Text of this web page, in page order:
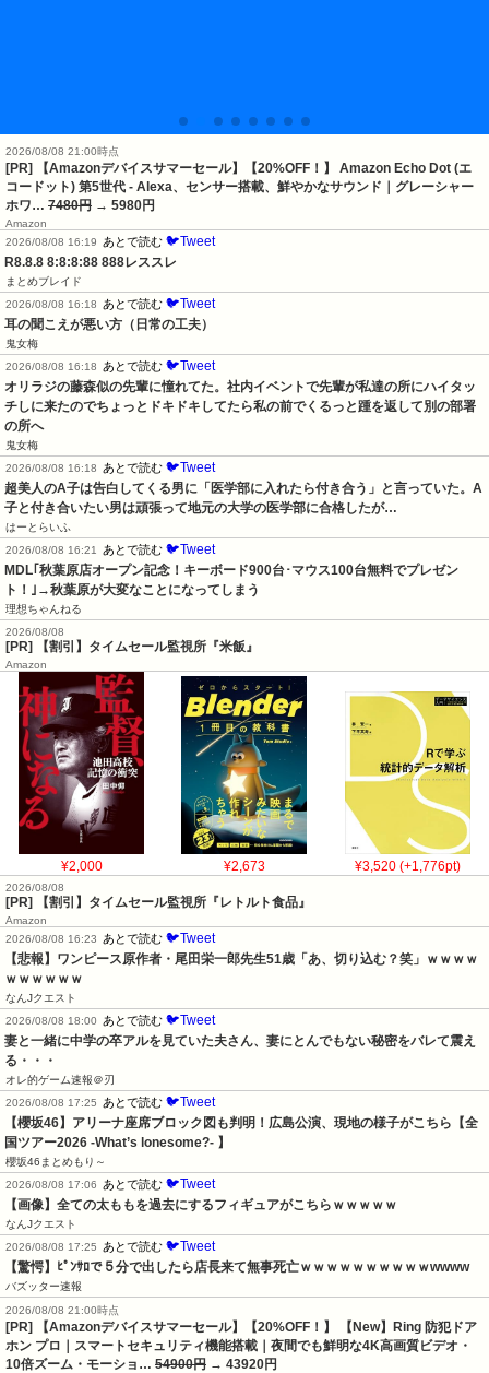
2026/08/08 21:00時点
[PR] 【Amazonデバイスサマーセール】【20%OFF！】 Amazon Echo Dot (エ
コードット) 第5世代 - Alexa、センサー搭載、鮮やかなサウンド｜グレーシャー
ホワ… 7480円 → 5980円
Amazon
2026/08/08 16:19 あとで読む 🐦Tweet
R8.8.8 8:8:8:88 888レススレ
まとめブレイド
2026/08/08 16:18 あとで読む 🐦Tweet
耳の聞こえが悪い方（日常の工夫）
鬼女梅
2026/08/08 16:18 あとで読む 🐦Tweet
オリラジの藤森似の先輩に憧れてた。社内イベントで先輩が私達の所にハイタッ
チしに来たのでちょっとドキドキしてたら私の前でくるっと踵を返して別の部署
の所へ
鬼女梅
2026/08/08 16:18 あとで読む 🐦Tweet
超美人のA子は告白してくる男に「医学部に入れたら付き合う」と言っていた。A
子と付き合いたい男は頑張って地元の大学の医学部に合格したが…
はーとらいふ
2026/08/08 16:21 あとで読む 🐦Tweet
MDL｢秋葉原店オープン記念！キーボード900台･マウス100台無料でプレゼン
ト！｣→秋葉原が大変なことになってしまう
理想ちゃんねる
2026/08/08
[PR] 【割引】タイムセール監視所『米飯』
Amazon
¥2,000 ¥2,673 ¥3,520 (+1,776pt)
2026/08/08
[PR] 【割引】タイムセール監視所『レトルト食品』
Amazon
2026/08/08 16:23
あとで読む 🐦Tweet
【悲報】ワンピース原作者・尾田栄一郎先生51歳「あ、切り込む？笑」ｗｗｗｗ
ｗｗｗｗｗｗ
なんJクエスト
2026/08/08 18:00
あとで読む 🐦Tweet
妻と一緒に中学の卒アルを見ていた夫さん、妻にとんでもない秘密をバレて震え
る・・・
オレ的ゲーム速報＠刃
2026/08/08 17:25
あとで読む 🐦Tweet
【櫻坂46】アリーナ座席ブロック図も判明！広島公演、現地の様子がこちら【全
国ツアー2026 -What’s lonesome?- 】
櫻坂46まとめもり～
2026/08/08 17:06
あとで読む 🐦Tweet
【画像】全ての太ももを過去にするフィギュアがこちらｗｗｗｗｗ
なんJクエスト
2026/08/08 17:25
あとで読む 🐦Tweet
【驚愕】ﾋﾟﾝｻﾛで５分で出したら店長来て無事死亡ｗｗｗｗｗｗｗｗｗｗwwww
バズッター速報
2026/08/08 21:00時点
[PR] 【Amazonデバイスサマーセール】【20%OFF！】 【New】Ring 防犯ドア
ホン プロ｜スマートセキュリティ機能搭載｜夜間でも鮮明な4K高画質ビデオ・
10倍ズーム・モーショ… 54900円 → 43920円